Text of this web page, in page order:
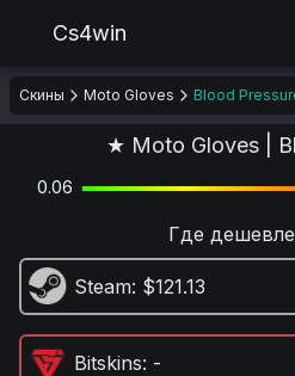
Cs4win
Скины Moto Gloves Blood
★ Moto Gloves |
0.06
Где
Steam: $121.13
Bitskins: -